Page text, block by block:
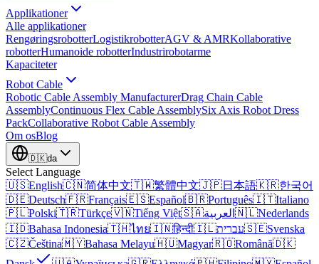
Applikationer
Alle applikationer
RengøringsrobotterLogistikrobotterAGV & AMRKollaborative
robotterHumanoide robotterIndustrirobotarme
Kapaciteter
Robot Cable
Robotic Cable Assembly ManufacturerDrag Chain Cable
AssemblyContinuous Flex Cable AssemblySix Axis Robot Dress
PackCollaborative Robot Cable Assembly
Om osBlog
🇩🇰da
Select Language
🇺🇸English🇨🇳简体中文🇹🇼繁體中文🇯🇵日本語🇰🇷한국어
🇩🇪Deutsch🇫🇷Français🇪🇸Español🇧🇷Português🇮🇹Italiano
🇵🇱Polski🇹🇷Türkçe🇻🇳Tiếng Việt🇸🇦العربية 🇳🇱Nederlands
🇮🇩Bahasa Indonesia🇹🇭ไทย🇮🇳हिन्दी🇮🇱עברית🇸🇪Svenska
🇨🇿Čeština🇲🇾Bahasa Melayu🇭🇺Magyar🇷🇴Română🇩🇰